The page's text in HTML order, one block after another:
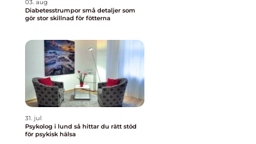
03. aug
Diabetesstrumpor små detaljer som
gör stor skillnad för fötterna
31. jul
Psykolog i lund så hittar du rätt stöd
för psykisk hälsa